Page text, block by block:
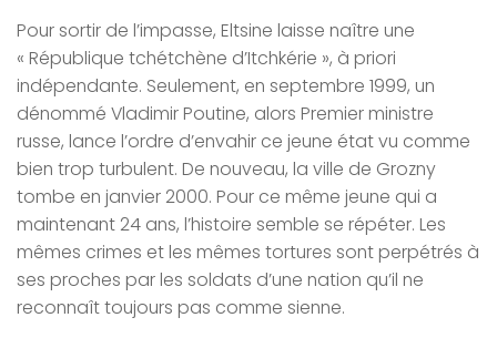
Pour sortir de l’impasse, Eltsine laisse naître une
« République tchétchène d’Itchkérie », à priori
indépendante. Seulement, en septembre 1999, un
dénommé Vladimir Poutine, alors Premier ministre
russe, lance l’ordre d’envahir ce jeune état vu comme
bien trop turbulent. De nouveau, la ville de Grozny
tombe en janvier 2000. Pour ce même jeune qui a
maintenant 24 ans, l’histoire semble se répéter. Les
mêmes crimes et les mêmes tortures sont perpétrés à
ses proches par les soldats d’une nation qu’il ne
reconnaît toujours pas comme sienne.